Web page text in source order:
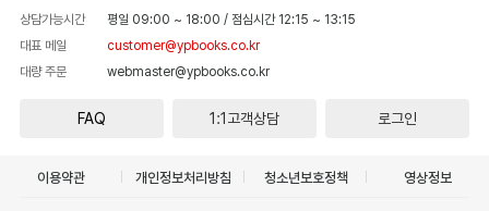
상담가능시간 평일 09:00 ~ 18:00 / 점심시간 12:15 ~ 13:15
대표 메일
customer@ypbooks.co.kr
대량 주문
webmaster@ypbooks.co.kr
FAQ 1:1고객상담 로그인
이용약관 개인정보처리방침 청소년보호정책 영상정보